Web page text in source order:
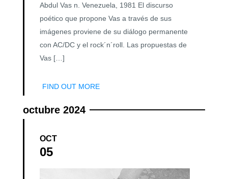
Abdul Vas n. Venezuela, 1981 El discurso
poético que propone Vas a través de sus
imágenes proviene de su diálogo permanente
con AC/DC y el rock´n´roll. Las propuestas de
Vas […]
FIND OUT MORE
octubre 2024
OCT
05